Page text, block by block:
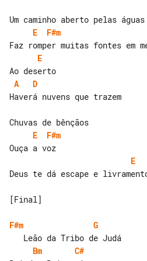
E
F#m
E
A
D
Haverá nuvens que trazem
E
F#m
E
Deus te dá escape e
[Final]
F#m
G
Bm
C#